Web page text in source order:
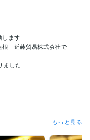
します
　近藤貿易株式会社で
ました
ます
でオールドメディアはそち
もっと見る